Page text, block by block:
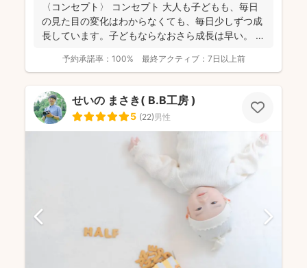
〈コンセプト〉 コンセプト 大人も子どもも、毎日
の見た目の変化はわからなくても、毎日少しずつ成
長しています。子どもならなおさら成長は早い。
予約承諾率： 100% 最終アクティブ： 7日以上前
せいの まさき( B.B工房 )
5 (22)男性